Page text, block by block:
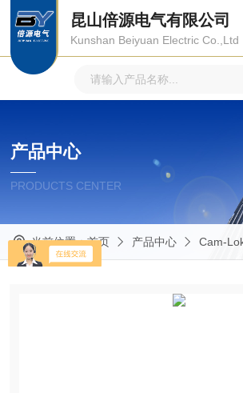
昆山倍源电气有限公司
Kunshan Beiyuan Electric Co.,Ltd
产品中心
PRODUCTS CENTER
当前位置：首页 产品中心 Cam-